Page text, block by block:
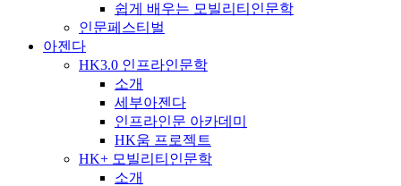
쉽게 배우는 모빌리티인문학
인문페스티벌
아젠다
HK3.0 인프라인문학
소개
세부아젠다
인프라인문 아카데미
HK움 프로젝트
HK+ 모빌리티인문학
소개